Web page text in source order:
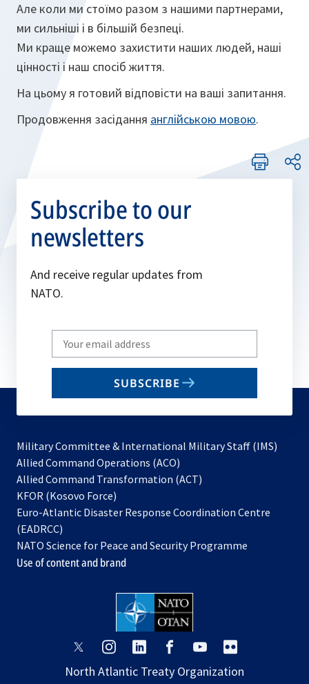
Але коли ми стоїмо разом з нашими партнерами,
ми сильніші і в більшій безпеці.
Ми краще можемо захистити наших людей, наші
цінності і наш спосіб життя.
На цьому я готовий відповісти на ваші запитання.
Продовження засідання англійською мовою.
Subscribe to our
newsletters
And receive regular updates from
NATO.
Write
your
email
SUBSCRIBE
Military Committee & International Military Staff (IMS)
Allied Command Operations (ACO)
in
new
Allied Command Transformation (ACT)
a
tab
KFOR (Kosovo Force)
in
new
tab
Euro-Atlantic Disaster Response Coordination Centre
(EADRCC)
NATO Science for Peace and Security Programme
Use of content and brand
opens
a
opens
a
opens
a
opens
a
opens
a
a
North Atlantic Treaty Organization